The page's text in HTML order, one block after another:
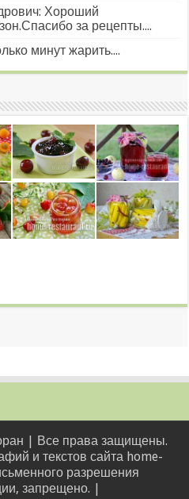
Хороший
за рецепты....
минут жарить....
| Все права защищены.
и текстов сайта home-
разрешения
запрещено. |